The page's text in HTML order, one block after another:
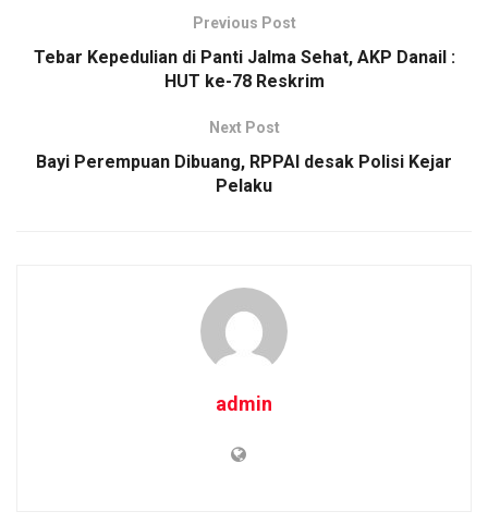
o
A
p
p
n
k
Previous Post
Tebar Kepedulian di Panti Jalma Sehat, AKP Danail :
HUT ke-78 Reskrim
Next Post
Bayi Perempuan Dibuang, RPPAI desak Polisi Kejar
Pelaku
admin